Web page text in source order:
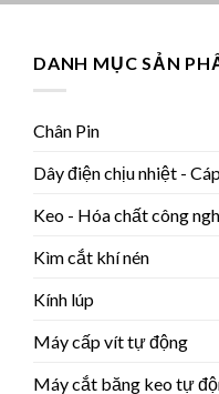
DANH MỤC SẢN
Chân Pin
Dây điện chịu nhiệt -
Keo - Hóa chất công
Kìm cắt khí nén
Kính lúp
Máy cấp vít tự động
Máy cắt băng keo tự